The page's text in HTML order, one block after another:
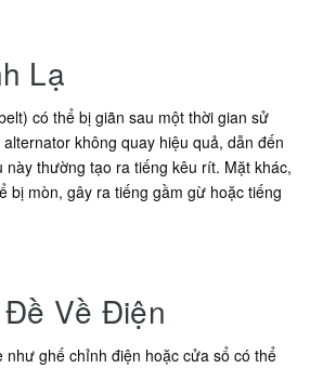
Lạ
có thể bị giãn sau một thời gian sử
không quay hiệu quả, dẫn đến
thường tạo ra tiếng kêu rít. Mặt khác,
bị mòn, gây ra tiếng gầm gừ hoặc tiếng
Về Điện
như ghế chỉnh điện hoặc cửa sổ có thể